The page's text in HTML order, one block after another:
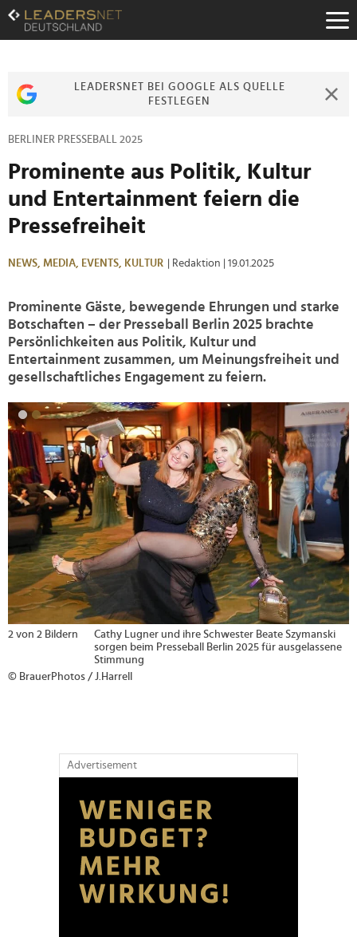
Zum
Inhalt
Zur
Zur
LEADERSNET BEI GOOGLE ALS QUELLE
FESTLEGEN
BERLINER PRESSEBALL 2025
Prominente aus Politik, Kultur
und Entertainment feiern die
Pressefreiheit
NEWS, MEDIA, EVENTS, KULTUR | Redaktion | 19.01.2025
Prominente Gäste, bewegende Ehrungen und starke
Botschaften – der Presseball Berlin 2025 brachte
Persönlichkeiten aus Politik, Kultur und
Entertainment zusammen, um Meinungsfreiheit und
gesellschaftliches Engagement zu feiern.
2 von 2 Bildern
Cathy Lugner und ihre Schwester Beate Szymanski
sorgen beim Presseball Berlin 2025 für ausgelassene
Stimmung
© BrauerPhotos / J.Harrell
Advertisement